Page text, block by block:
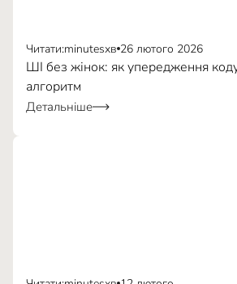
Читати:minutesхв 26 лютого 2026
ШІ без жінок: як упередження
алгоритм
Детальніше